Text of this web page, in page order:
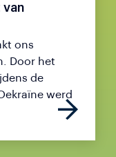
ons
Door het
de
werd